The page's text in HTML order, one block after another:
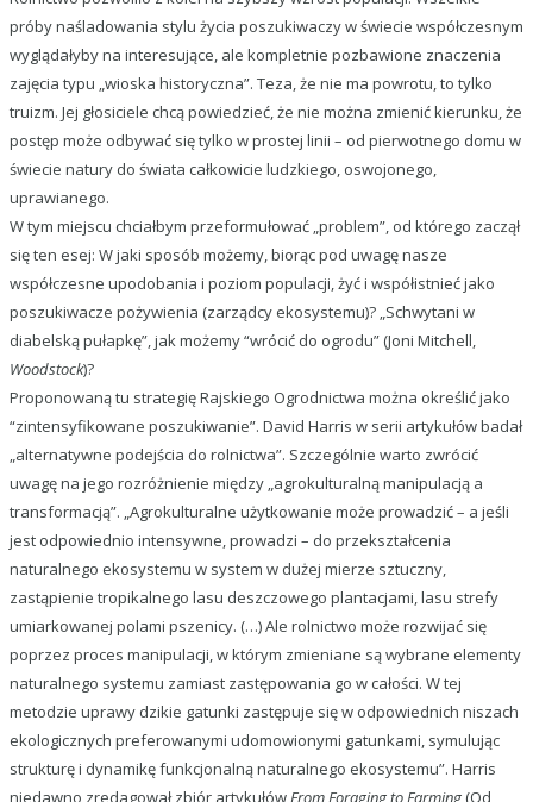
próby naśladowania stylu życia poszukiwaczy w świecie współczesnym
wyglądałyby na interesujące, ale kompletnie pozbawione znaczenia
zajęcia typu „wioska historyczna”. Teza, że nie ma powrotu, to tylko
truizm. Jej głosiciele chcą powiedzieć, że nie można zmienić kierunku, że
postęp może odbywać się tylko w prostej linii – od pierwotnego domu w
świecie natury do świata całkowicie ludzkiego, oswojonego,
uprawianego.
W tym miejscu chciałbym przeformułować „problem”, od którego zaczął
się ten esej: W jaki sposób możemy, biorąc pod uwagę nasze
współczesne upodobania i poziom populacji, żyć i współistnieć jako
poszukiwacze pożywienia (zarządcy ekosystemu)? „Schwytani w
diabelską pułapkę”, jak możemy “wrócić do ogrodu” (Joni Mitchell,
Woodstock)?
Proponowaną tu strategię Rajskiego Ogrodnictwa można określić jako
“zintensyfikowane poszukiwanie”. David Harris w serii artykułów badał
„alternatywne podejścia do rolnictwa”. Szczególnie warto zwrócić
uwagę na jego rozróżnienie między „agrokulturalną manipulacją a
transformacją”. „Agrokulturalne użytkowanie może prowadzić – a jeśli
jest odpowiednio intensywne, prowadzi – do przekształcenia
naturalnego ekosystemu w system w dużej mierze sztuczny,
zastąpienie tropikalnego lasu deszczowego plantacjami, lasu strefy
umiarkowanej polami pszenicy. (…) Ale rolnictwo może rozwijać się
poprzez proces manipulacji, w którym zmieniane są wybrane elementy
naturalnego systemu zamiast zastępowania go w całości. W tej
metodzie uprawy dzikie gatunki zastępuje się w odpowiednich niszach
ekologicznych preferowanymi udomowionymi gatunkami, symulując
strukturę i dynamikę funkcjonalną naturalnego ekosystemu”. Harris
niedawno zredagował zbiór artykułówFrom Foraging to Farming (Od